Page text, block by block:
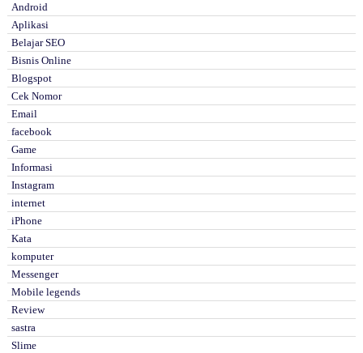
Android
Aplikasi
Belajar SEO
Bisnis Online
Blogspot
Cek Nomor
Email
facebook
Game
Informasi
Instagram
internet
iPhone
Kata
komputer
Messenger
Mobile legends
Review
sastra
Slime